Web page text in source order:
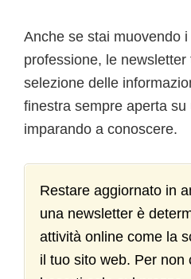
Anche se stai muovendo
professione, le newsletter
selezione delle
finestra sempre aperta
imparando a conoscere.
Restare aggiornato in
una newsletter è
attività online come la
il tuo sito web. Per non